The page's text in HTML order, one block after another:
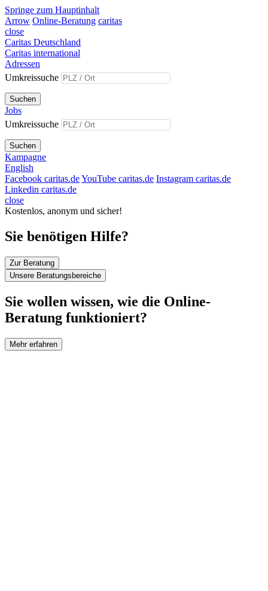
Springe zum Hauptinhalt
Arrow Online-Beratung caritas
close
Caritas Deutschland
Caritas international
Adressen
Umkreissuche
Suchen
Jobs
Umkreissuche
Suchen
Kampagne
English
Facebook caritas.deYouTube caritas.de Instagram caritas.de
Linkedin caritas.de
close
Kostenlos, anonym und sicher!
Sie benötigen Hilfe?
Zur Beratung
Unsere Beratungsbereiche
Sie wollen wissen, wie die Online-
Beratung funktioniert?
Mehr erfahren